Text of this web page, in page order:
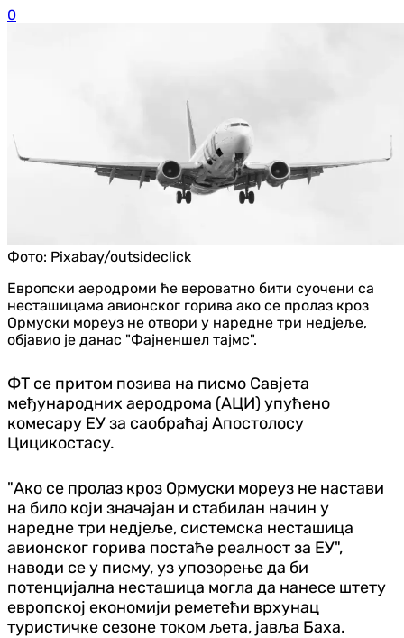
0
Фото: Pixabay/outsideclick
Европски аеродроми ће вероватно бити суочени са
несташицама авионског горива ако се пролаз кроз
Ормуски мореуз не отвори у наредне три недјеље,
објавио је данас "Фајненшел тајмс".
ФТ се притом позива на писмо Савјета
међународних аеродрома (АЦИ) упућено
комесару ЕУ за саобраћај Апостолосу
Цицикостасу.
"Ако се пролаз кроз Ормуски мореуз не настави
на било који значајан и стабилан начин у
наредне три недјеље, системска несташица
авионског горива постаће реалност за ЕУ",
наводи се у писму, уз упозорење да би
потенцијална несташица могла да нанесе штету
европској економији реметећи врхунац
туристичке сезоне током љета, јавља Баха.